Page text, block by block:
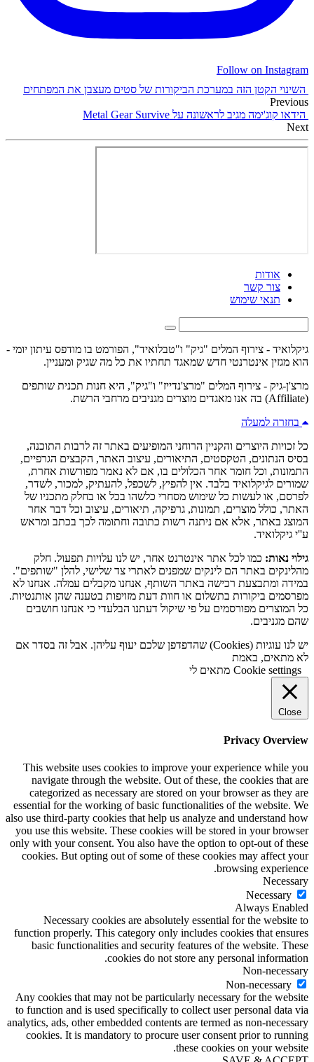
Follow on Instagram
השינוי הקטן הזה במערכת הביקורות של סטים מעצבן את המפתחים
Previous
הידאו קוג'ימה מגיב לראשונה על Metal Gear Survive
Next
אודות
צור קשר
תנאי שימוש
גיקלואיד - צירוף המלים "גיק" ו"טבלואיד", הפורמט בו מודפס עיתון יומי -
הוא מגזין אינטרנטי חדש שמאגד תחתיו את כל מה שגיק ומעניין.
מרצ'ן-גיק - צירוף המלים "מרצ'נדייז" ו"גיק", היא חנות תכנית שותפים
(Affiliate) בה אנו מאגדים מוצרים מגניבים מרחבי הרשת.
בחזרה למעלה
כל זכויות היוצרים והקניין הרוחני המופיעים באתר זה לרבות התוכנה,
בסיס הנתונים, הטקסטים, התיאורים, עיצוב האתר, הקבצים הגרפיים,
התמונות, וכל חומר אחר הכלולים בו, אם לא נאמר מפורשות אחרת,
שמורים לגיקלואיד בלבד. אין להפיץ, לשכפל, להעתיק, למכור, לשדר,
לפרסם, או לעשות כל שימוש מסחרי כלשהו בכל או בחלק מתכניו של
האתר, כולל מוצרים, תמונות, גרפיקה, תיאורים, עיצוב וכל דבר אחר
המוצג באתר, אלא אם ניתנה רשות כתובה וחתומה לכך בכתב ומראש
ע''י גיקלואיד.
גילוי נאות: כמו לכל אתר אינטרנט אחר, יש לנו עלויות תפעול. חלק
מהלינקים באתר הם לינקים שמפנים לאתרי צד שלישי, להלן "שותפים".
במידה ומתבצעת רכישה באתר השותף, אנחנו מקבלים עמלה. אנחנו לא
מפרסמים ביקורות בתשלום או חוות דעת מזויפות בטענה שהן אותנטיות.
כל המוצרים מפורסמים על פי שיקול דעתנו הבלעדי כי אנחנו חושבים
שהם מגניבים.
יש לנו עוגיות (Cookies) שהדפדפן שלכם יעוף עליהן. אבל זה בסדר אם
לא מתאים, באמת
Cookie settings מתאים לי
Close
Privacy Overview
This website uses cookies to improve your experience while you
navigate through the website. Out of these, the cookies that are
categorized as necessary are stored on your browser as they are
essential for the working of basic functionalities of the website. We
also use third-party cookies that help us analyze and understand how
you use this website. These cookies will be stored in your browser
only with your consent. You also have the option to opt-out of these
cookies. But opting out of some of these cookies may affect your
browsing experience.
Necessary
Necessary
Always Enabled
Necessary cookies are absolutely essential for the website to
function properly. This category only includes cookies that ensures
basic functionalities and security features of the website. These
cookies do not store any personal information.
Non-necessary
Non-necessary
Any cookies that may not be particularly necessary for the website
to function and is used specifically to collect user personal data via
analytics, ads, other embedded contents are termed as non-necessary
cookies. It is mandatory to procure user consent prior to running
these cookies on your website.